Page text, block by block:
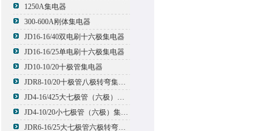
1250A集电器
300-600A刚体集电器
JD16-16/40双电刷十六极集电器
JD16-16/25单电刷十六极集电器
JD10-10/20十极管集电器
JDR8-10/20十极管八极转弯集电器
JD4-16/425大七极管（六极）集电器
JD4-10/20小七极管（六极）集电器
JDR6-16/25大七极管六极转弯集电器